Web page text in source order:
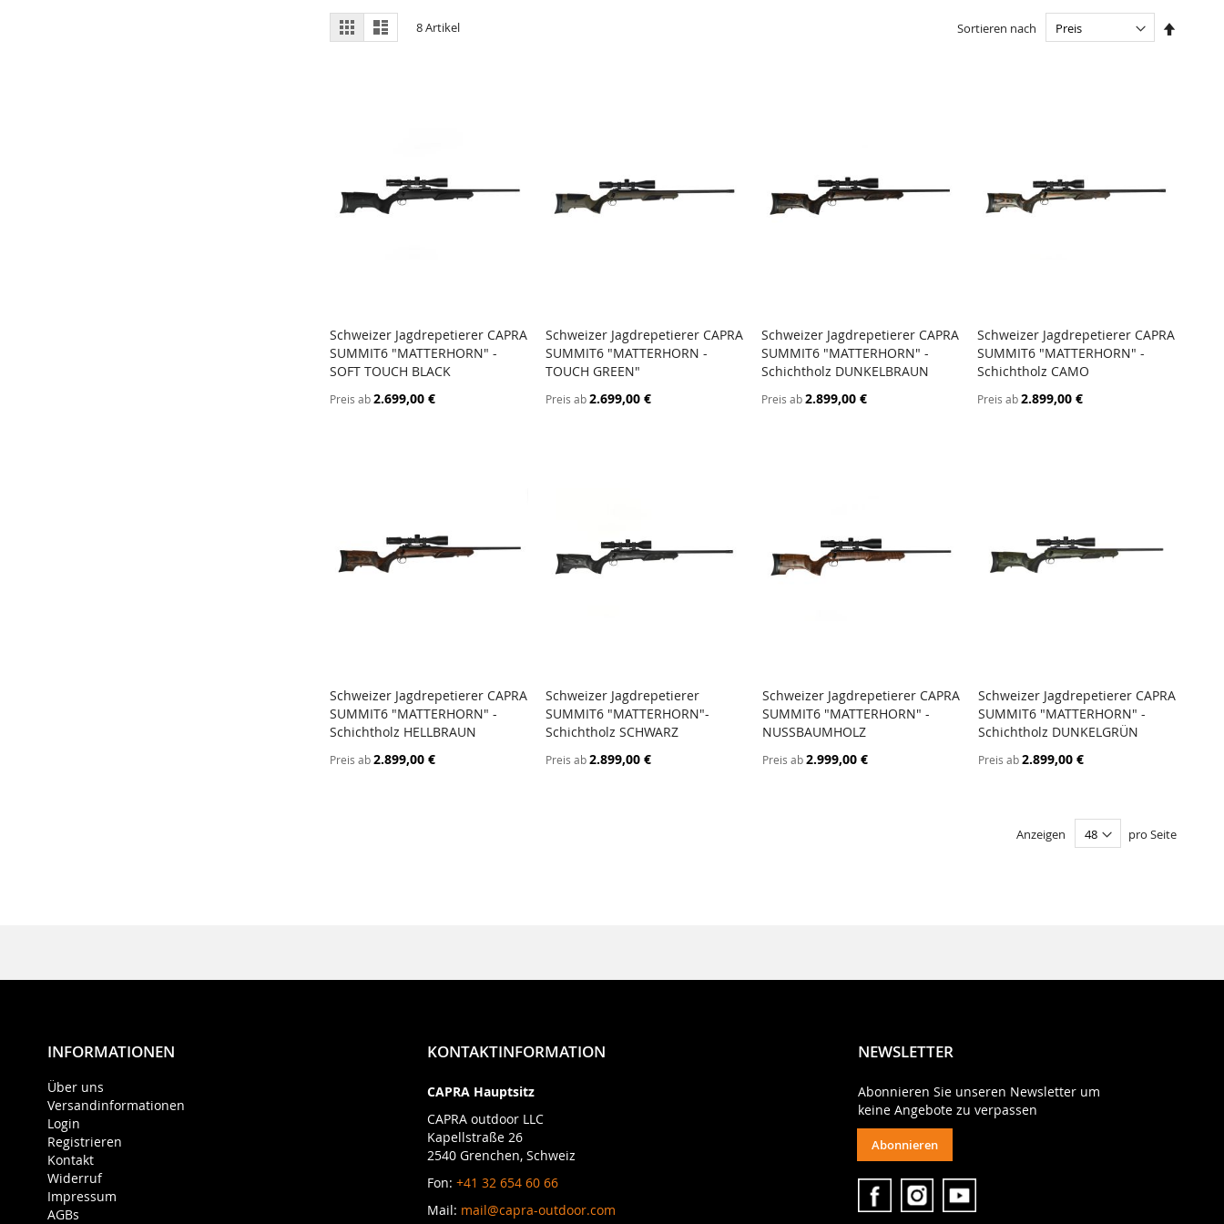
Ansicht
als
RasterListe 8Artikel Sortieren nach
In den Warenkorb
ZUR
VERGLEICHSLISTE
Schweizer Jagdrepetierer CAPRA
SUMMIT6 "MATTERHORN" -
SOFT TOUCH BLACK
Preis ab2.699,00 €
In den Warenkorb
VERGLEICHSLISTE
Schweizer Jagdrepetierer CAPRA
SUMMIT6 "MATTERHORN -
TOUCH GREEN"
Preis ab 2.699,00 €
In den Warenkorb
ZUR
VERGLEICHSLISTE
Schweizer Jagdrepetierer CAPRA
SUMMIT6 "MATTERHORN" -
Schichtholz DUNKELBRAUN
Preis ab2.899,00 €
In den Warenkorb
ZUR
Schweizer Jagdrepetierer CAPRA
SUMMIT6 "MATTERHORN" -
Schichtholz CAMO
Preis ab2.899,00 €
In den Warenkorb
ZUR
VERGLEICHSLISTE
Schweizer Jagdrepetierer CAPRA
SUMMIT6 "MATTERHORN" -
Schichtholz HELLBRAUN
Preis ab2.899,00 €
In den Warenkorb
ZUR
VERGLEICHSLISTE
Schweizer Jagdrepetierer
SUMMIT6 "MATTERHORN"-
Schichtholz SCHWARZ
Preis ab 2.899,00 €
In den Warenkorb
ZUR
VERGLEICHSLISTE
Schweizer Jagdrepetierer CAPRA
SUMMIT6 "MATTERHORN" -
NUSSBAUMHOLZ
Preis ab 2.999,00 €
In den Warenkorb
ZUR
Schweizer Jagdrepetierer CAPRA
SUMMIT6 "MATTERHORN" -
Schichtholz DUNKELGRÜN
Preis ab2.899,00 €
Anzeigen pro Seite
INFORMATIONEN
Über uns
Versandinformationen
Login
Registrieren
Kontakt
Widerruf
Impressum
AGBs
KONTAKTINFORMATION
CAPRA Hauptsitz
CAPRA outdoor LLC
Kapellstraße 26
2540 Grenchen, Schweiz
Fon: +41 32 654 60 66
Mail: mail@capra-outdoor.com
NEWSLETTER
Abonnieren Sie unseren Newsletter um
keine Angebote zu verpassen
Abonnieren